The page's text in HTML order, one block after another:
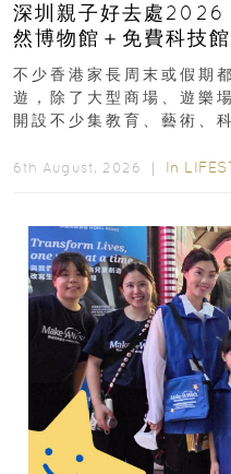
深圳親子好去處2026
然博物館＋免費科技
齡、交通、門票、開放
不少香港家長周末或假期
遊，除了大型商場、遊樂
開設不少集教育、藝術、
6th August, 2026 ｜ In